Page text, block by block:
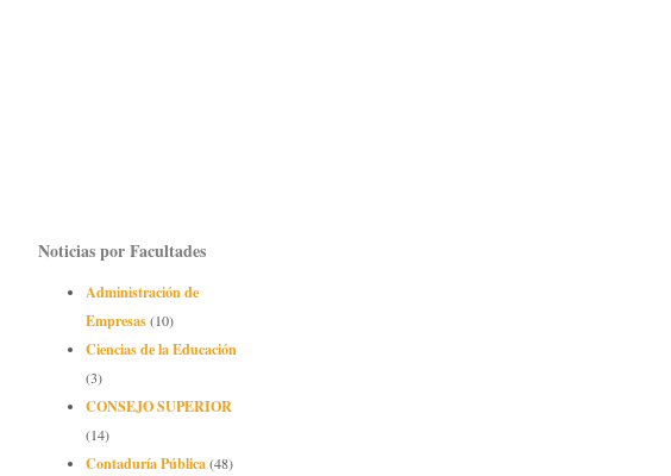
Noticias por Facultades
Administración de
Empresas(10)
Ciencias de la Educación
(3)
CONSEJO SUPERIOR
(14)
Contaduría Pública(48)